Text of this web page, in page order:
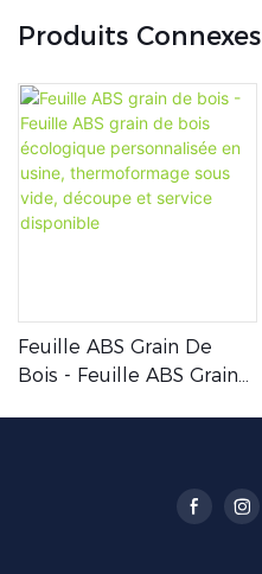
Produits Connexes
Feuille ABS Grain De
Bois - Feuille ABS Grain
Vide, Découpe Et Service